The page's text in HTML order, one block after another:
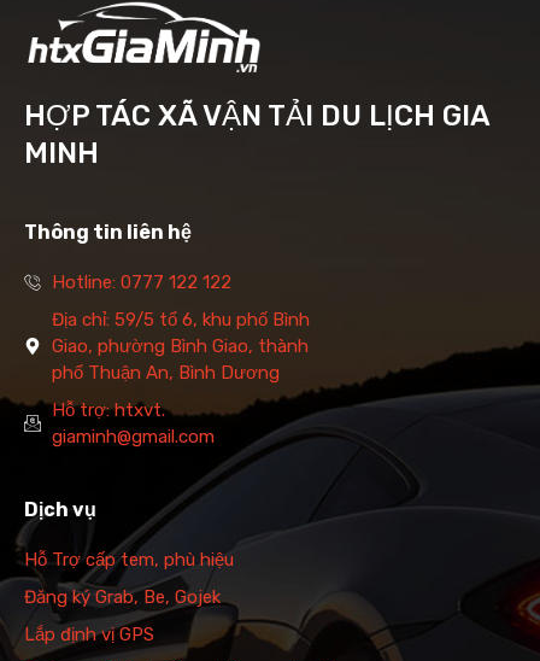
HỢP TÁC XÃ VẬN TẢI DU LỊCH GIA
MINH
Thông tin liên hệ
Hotline: 0777 122 122
Địa chỉ: 59/5 tổ 6, khu phố Bình
Giao, phường Bình Giao, thành
phố Thuận An, Bình Dương
Hỗ trợ: htxvt.
giaminh@gmail.com
Dịch vụ
Hỗ Trợ cấp tem, phù hiệu
Đăng ký Grab, Be, Gojek
Lắp định vị GPS